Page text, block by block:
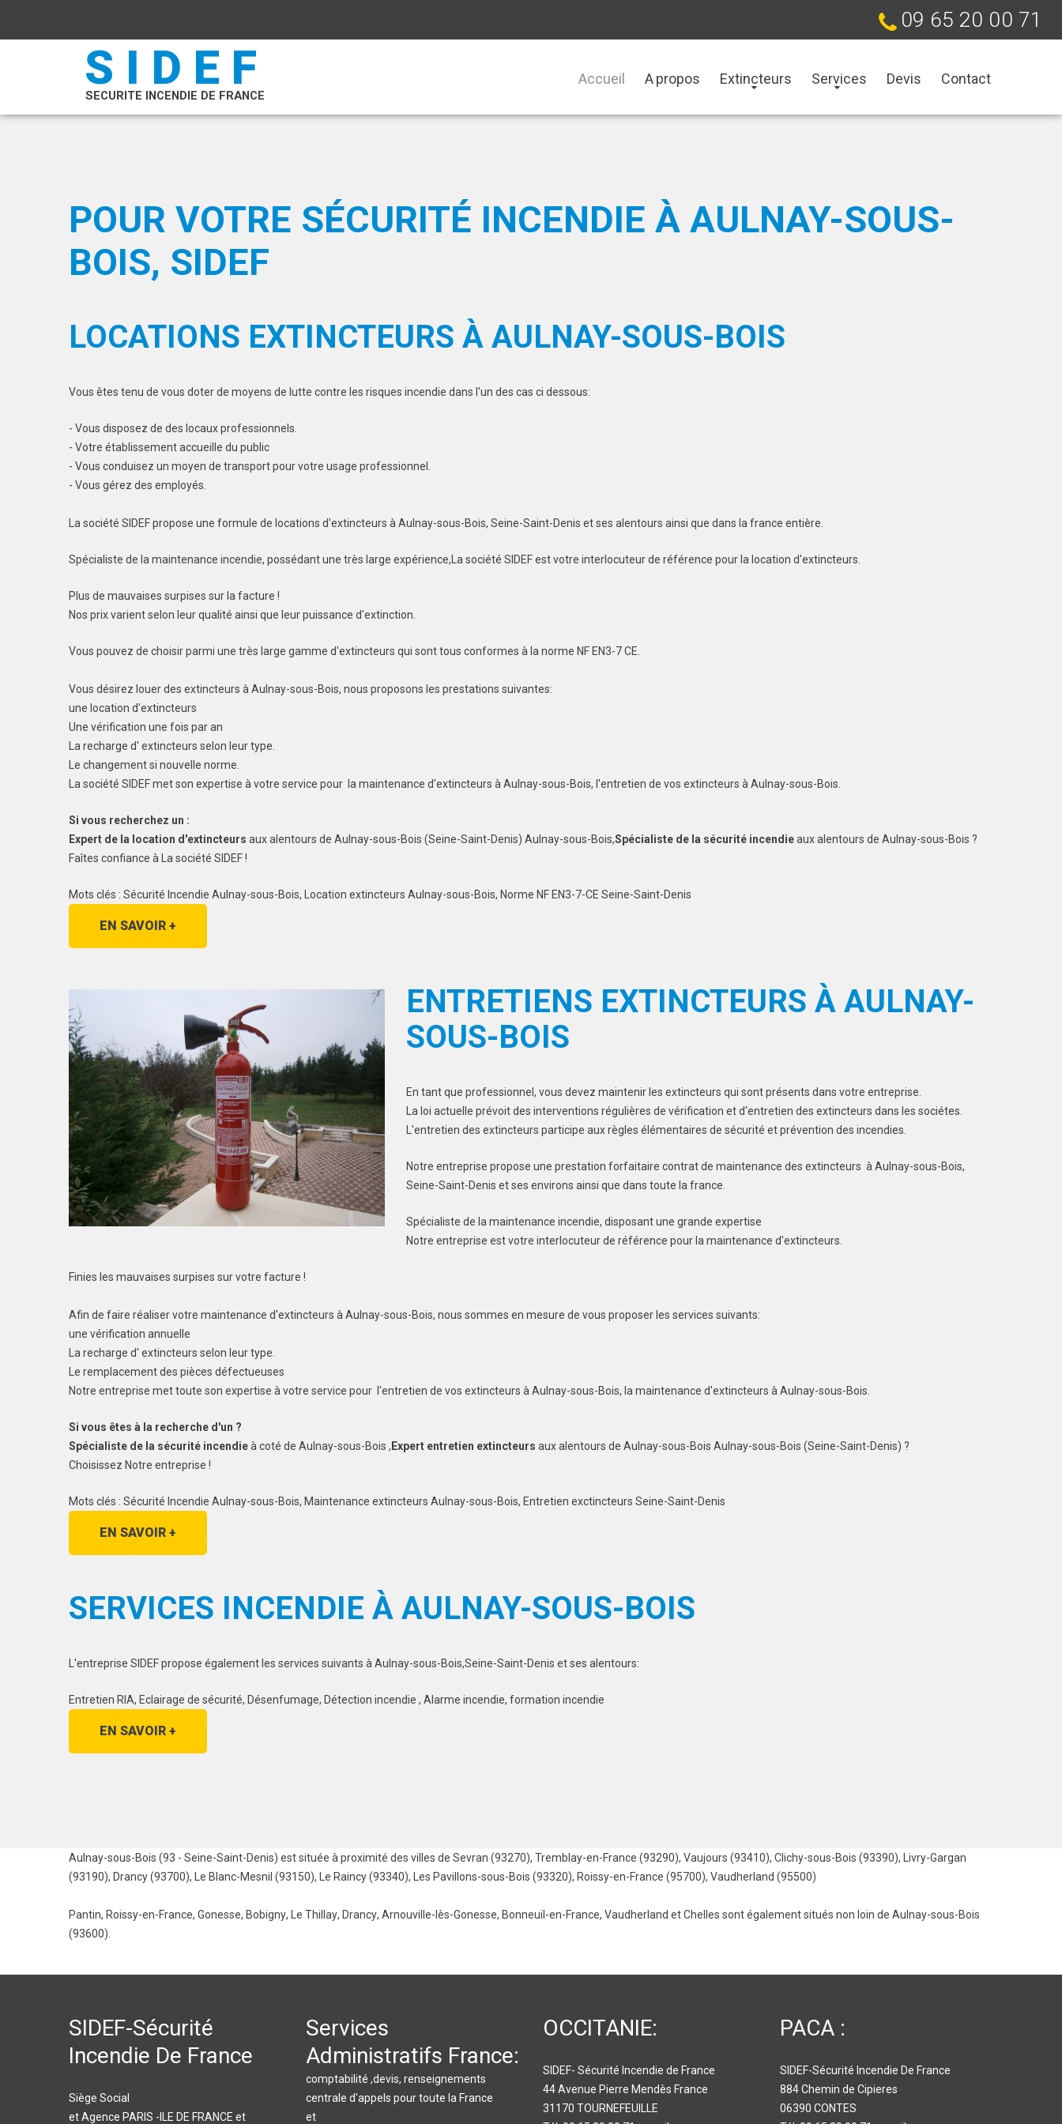
09 65 20 00 71
SIDEF
SECURITE INCENDIE DE FRANCE
Accueil A propos Extincteurs Services Devis Contact
POUR VOTRE SÉCURITÉ INCENDIE À AULNAY-SOUS-
BOIS, SIDEF
LOCATIONS EXTINCTEURS À AULNAY-SOUS-BOIS
Vous êtes tenu de vous doter de moyens de lutte contre les risques incendie dans l'un des cas ci dessous:
- Vous disposez de des locaux professionnels.
- Votre établissement accueille du public
- Vous conduisez un moyen de transport pour votre usage professionnel.
- Vous gérez des employés.
La société SIDEF propose une formule de locations d'extincteurs à Aulnay-sous-Bois, Seine-Saint-Denis et ses alentours ainsi que dans la france entière.
Spécialiste de la maintenance incendie, possédant une très large expérience,La société SIDEF est votre interlocuteur de référence pour la location d'extincteurs.
Plus de mauvaises surpises sur la facture !
Nos prix varient selon leur qualité ainsi que leur puissance d'extinction.
Vous pouvez de choisir parmi une très large gamme d'extincteurs qui sont tous conformes à la norme NF EN3-7 CE.
Vous désirez louer des extincteurs à Aulnay-sous-Bois, nous proposons les prestations suivantes:
une location d'extincteurs
Une vérification une fois par an
La recharge d' extincteurs selon leur type.
Le changement si nouvelle norme.
La société SIDEF met son expertise à votre service pour la maintenance d'extincteurs à Aulnay-sous-Bois, l'entretien de vos extincteurs à Aulnay-sous-Bois.
Si vous recherchez un :
Expert de la location d'extincteurs aux alentours de Aulnay-sous-Bois (Seine-Saint-Denis) Aulnay-sous-Bois,Spécialiste de la sécurité incendieaux alentours de Aulnay-sous-Bois ?
Faîtes confiance à La société SIDEF !
Mots clés : Sécurité Incendie Aulnay-sous-Bois, Location extincteurs Aulnay-sous-Bois, Norme NF EN3-7-CE Seine-Saint-Denis
EN SAVOIR +
ENTRETIENS EXTINCTEURS À AULNAY-
SOUS-BOIS
En tant que professionnel, vous devez maintenir les extincteurs qui sont présents dans votre entreprise.
La loi actuelle prévoit des interventions régulières de vérification et d'entretien des extincteurs dans les sociétes.
L'entretien des extincteurs participe aux règles élémentaires de sécurité et prévention des incendies.
Notre entreprise propose une prestation forfaitaire contrat de maintenance des extincteurs à Aulnay-sous-Bois,
Seine-Saint-Denis et ses environs ainsi que dans toute la france.
Spécialiste de la maintenance incendie, disposant une grande expertise
Notre entreprise est votre interlocuteur de référence pour la maintenance d'extincteurs.
Finies les mauvaises surpises sur votre facture !
Afin de faire réaliser votre maintenance d'extincteurs à Aulnay-sous-Bois, nous sommes en mesure de vous proposer les services suivants:
une vérification annuelle
La recharge d' extincteurs selon leur type.
Le remplacement des pièces défectueuses
Notre entreprise met toute son expertise à votre service pour l'entretien de vos extincteurs à Aulnay-sous-Bois, la maintenance d'extincteurs à Aulnay-sous-Bois.
Si vous êtes à la recherche d'un ?
Spécialiste de la sécurité incendieà coté de Aulnay-sous-Bois , Expert entretien extincteurs aux alentours de Aulnay-sous-Bois Aulnay-sous-Bois (Seine-Saint-Denis) ?
Choisissez Notre entreprise !
Mots clés : Sécurité Incendie Aulnay-sous-Bois, Maintenance extincteurs Aulnay-sous-Bois, Entretien exctincteurs Seine-Saint-Denis
EN SAVOIR +
SERVICES INCENDIE À AULNAY-SOUS-BOIS
L'entreprise SIDEF propose également les services suivants à Aulnay-sous-Bois,Seine-Saint-Denis et ses alentours:
Entretien RIA, Eclairage de sécurité, Désenfumage, Détection incendie , Alarme incendie, formation incendie
EN SAVOIR +
Aulnay-sous-Bois (93 - Seine-Saint-Denis) est située à proximité des villes de Sevran (93270), Tremblay-en-France (93290), Vaujours (93410), Clichy-sous-Bois (93390),
Livry-Gargan
(93190), Drancy (93700), Le Blanc-Mesnil (93150), Le Raincy (93340), Les Pavillons-sous-Bois (93320), Roissy-en-France (95700), Vaudherland (95500)
Pantin, Roissy-en-France, Gonesse, Bobigny, Le Thillay, Drancy, Arnouville-lès-Gonesse, Bonneuil-en-France, Vaudherland etChelles sont également situés non loin de Aulnay-sous-Bois
(93600).
SIDEF-Sécurité
Incendie De France
Siège Social
et Agence PARIS -ILE DE FRANCE et
Services
Administratifs France:
comptabilité ,devis, renseignements
centrale d'appels pour toute la France
et
OCCITANIE:
SIDEF- Sécurité Incendie de France
44 Avenue Pierre Mendès France
31170 TOURNEFEUILLE
PACA :
SIDEF-Sécurité Incendie De France
884 Chemin de Cipieres
06390 CONTES